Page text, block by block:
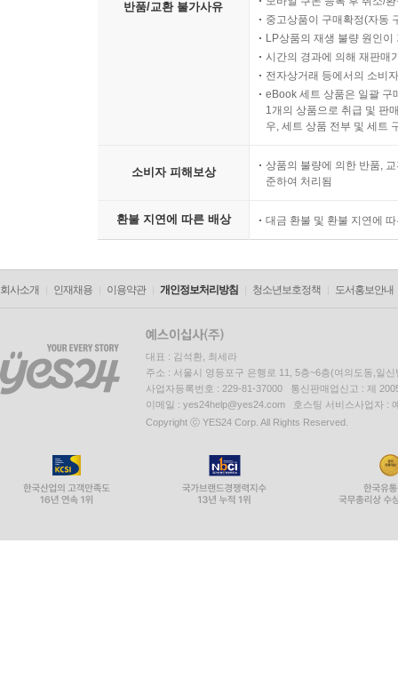
반품/교환 불가사유
중고상품이 구매확정(자동
LP상품의 재생 불량 원인
시간의 경과에 의해 재판매
전자상거래 등에서의 소비
eBook 세트 상품은 일괄 구
1개의 상품으로 취급 및 판
우, 세트 상품 전부 및 세트
소비자 피해보상
상품의 불량에 의한 반품,
준하여 처리됨
환불 지연에 따른 배상 대금 환불 및 환불 지연에
회사소개 인재채용 이용약관 개인정보처리방침 청소년보호정책 도서홍보안내
대표 : 김석환, 최세라
주소 : 서울시 영등포구 은행로 11, 5층~6층(여의도동,일신
사업자등록번호 : 229-81-37000 통신판매업신고 : 제
이메일 : yes24help@yes24.com 호스팅 서비스사업자 :
Copyright ⓒ YES24 Corp. All Rights Reserved.